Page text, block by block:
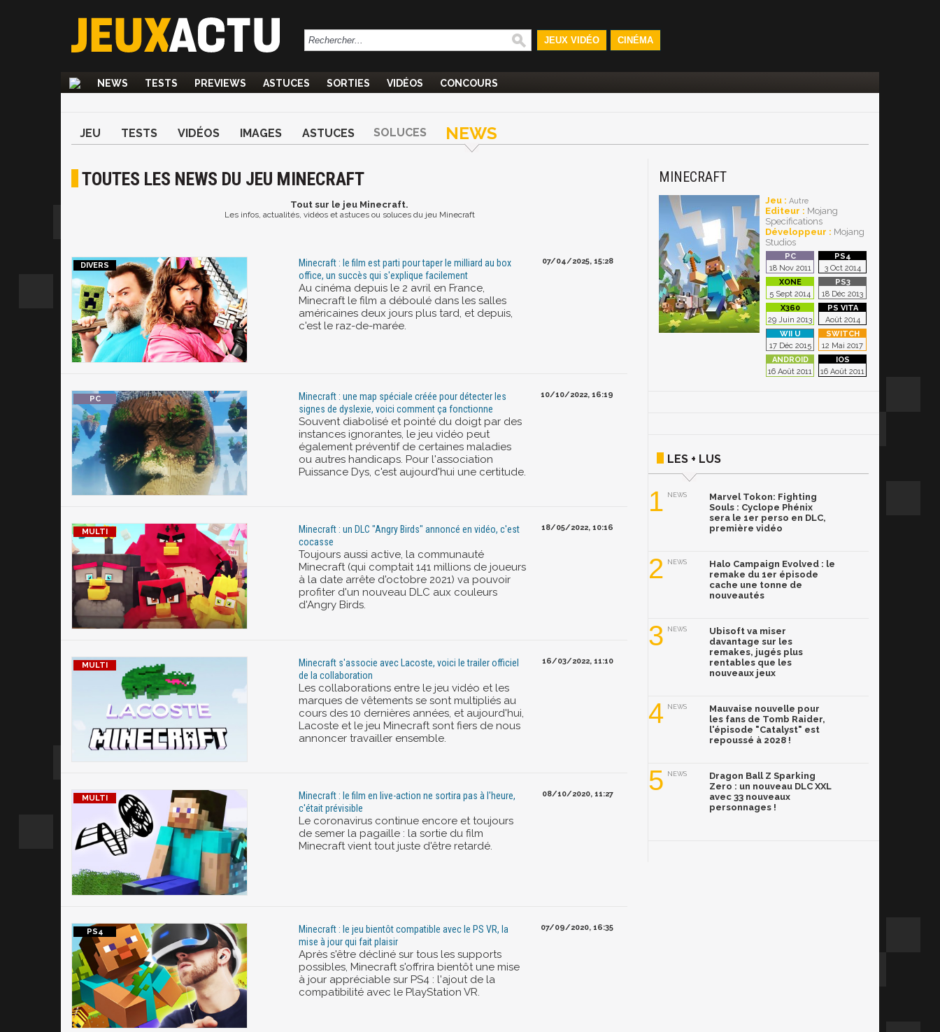
JEUX VIDÉO CINÉMA
NEWS TESTS PREVIEWS ASTUCES SORTIES VIDÉOS CONCOURS
JEU TESTS VIDÉOS IMAGES ASTUCES SOLUCES NEWS
TOUTES LES NEWS DU JEU MINECRAFT
Tout sur le jeu Minecraft.
Les infos, actualités, vidéos et astuces ou soluces du jeu Minecraft
Minecraft : le film est parti pour taper le milliard au box
office, un succès qui s'explique facilement
Au cinéma depuis le 2 avril en France,
Minecraft le film a déboulé dans les salles
américaines deux jours plus tard, et depuis,
c'est le raz-de-marée.
07/04/2025, 15:28
Minecraft : une map spéciale créée pour détecter les
signes de dyslexie, voici comment ça fonctionne
Souvent diabolisé et pointé du doigt par des
instances ignorantes, le jeu vidéo peut
également préventif de certaines maladies
ou autres handicaps. Pour l'association
Puissance Dys, c'est aujourd'hui une certitude.
10/10/2022, 16:19
Minecraft : un DLC "Angry Birds" annoncé en vidéo, c'est
cocasse
Toujours aussi active, la communauté
Minecraft (qui comptait 141 millions de joueurs
à la date arrête d'octobre 2021) va pouvoir
profiter d'un nouveau DLC aux couleurs
d'Angry Birds.
18/05/2022, 10:16
Minecraft s'associe avec Lacoste, voici le trailer officiel
de la collaboration
Les collaborations entre le jeu vidéo et les
marques de vêtements se sont multipliés au
cours des 10 dernières années, et aujourd'hui,
Lacoste et le jeu Minecraft sont fiers de nous
annoncer travailler ensemble.
16/03/2022, 11:10
Minecraft : le film en live-action ne sortira pas à l'heure,
c'était prévisible
Le coronavirus continue encore et toujours
de semer la pagaille : la sortie du film
Minecraft vient tout juste d'être retardé.
08/10/2020, 11:27
Minecraft : le jeu bientôt compatible avec le PS VR, la
mise à jour qui fait plaisir
Après s'être décliné sur tous les supports
possibles, Minecraft s'offrira bientôt une mise
à jour appréciable sur PS4 : l'ajout de la
compatibilité avec le PlayStation VR.
07/09/2020, 16:35
MINECRAFT
Jeu : Autre
Editeur : Mojang
Specifications
Développeur : Mojang
Studios
18 Nov 2011 3 Oct 2014
5 Sept 2014 18 Déc 2013
29 Juin 2013 Août 2014
17 Déc 2015 12 Mai 2017
16 Août 2011 16 Août 2011
LES + LUS
1 NEWS
Marvel Tokon: Fighting
Souls : Cyclope Phénix
sera le 1er perso en DLC,
première vidéo
2 NEWS
Halo Campaign Evolved : le
remake du 1er épisode
cache une tonne de
nouveautés
3 NEWS
Ubisoft va miser
davantage sur les
remakes, jugés plus
rentables que les
nouveaux jeux
4 NEWS
Mauvaise nouvelle pour
les fans de Tomb Raider,
l'épisode "Catalyst" est
repoussé à 2028 !
5 NEWS
Dragon Ball Z Sparking
Zero : un nouveau DLC XXL
avec 33 nouveaux
personnages !